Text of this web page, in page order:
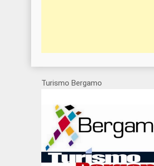
Turismo Bergamo